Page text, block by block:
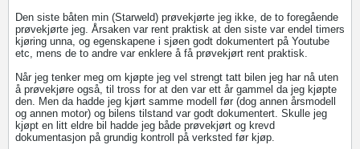
Den siste båten min (Starweld) prøvekjørte jeg ikke, de to foregående
prøvekjørte jeg. Årsaken var rent praktisk at den siste var endel timers
kjøring unna, og egenskapene i sjøen godt dokumentert på Youtube
etc, mens de to andre var enklere å få prøvekjørt rent praktisk.
Når jeg tenker meg om kjøpte jeg vel strengt tatt bilen jeg har nå uten
å prøvekjøre også, til tross for at den var ett år gammel da jeg kjøpte
den. Men da hadde jeg kjørt samme modell før (dog annen årsmodell
og annen motor) og bilens tilstand var godt dokumentert. Skulle jeg
kjøpt en litt eldre bil hadde jeg både prøvekjørt og krevd
dokumentasjon på grundig kontroll på verksted før kjøp.